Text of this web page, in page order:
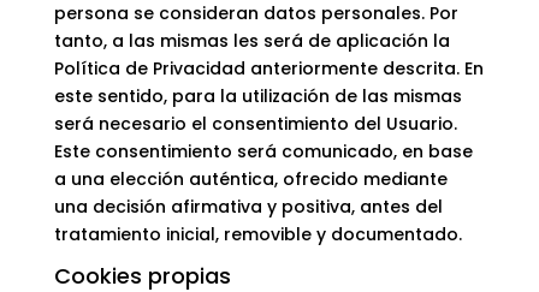
persona se consideran datos personales. Por
tanto, a las mismas les será de aplicación la
Política de Privacidad anteriormente descrita. En
este sentido, para la utilización de las mismas
será necesario el consentimiento del Usuario.
Este consentimiento será comunicado, en base
a una elección auténtica, ofrecido mediante
una decisión afirmativa y positiva, antes del
tratamiento inicial, removible y documentado.
Cookies propias